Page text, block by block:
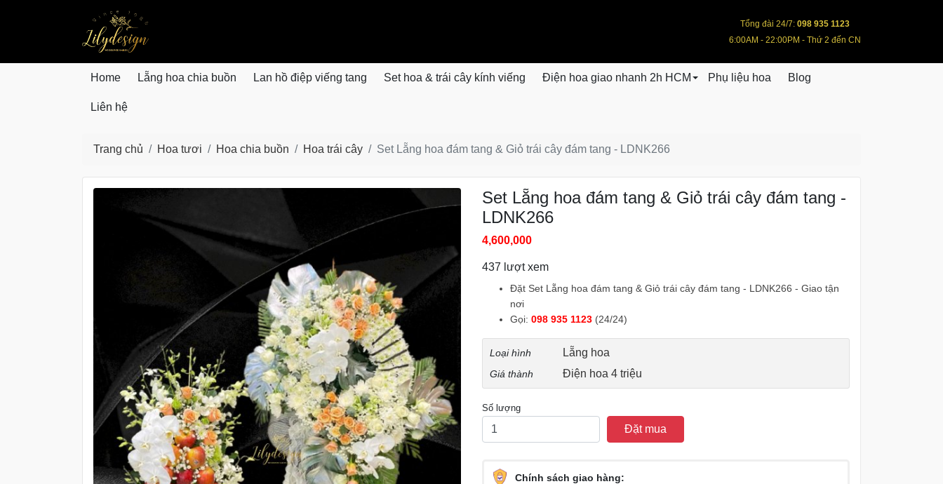
lilydesign.vn
Tổng đài 24/7: 098 935 1123
6:00AM - 22:00PM - Thứ 2 đến CN
Home Lẵng hoa chia buồn Lan hồ điệp viếng tang Set hoa & trái cây kính viếng Điện hoa giao nhanh 2h HCM Phụ liệu hoa Blog
Liên hệ
Trang chủ Hoa tươi Hoa chia buồn Hoa trái cây Set Lẵng hoa đám tang & Giỏ trái cây đám tang - LDNK266
Set Lẵng hoa đám tang & Giỏ trái cây đám tang -
LDNK266
4,600,000
437 lượt xem
Đặt Set Lẵng hoa đám tang & Giỏ trái cây đám tang - LDNK266 - Giao tận
nơi
Gọi: 098 935 1123 (24/24)
Loại hình Lẵng hoa
Giá thành Điện hoa 4 triệu
Số lượng
Đặt mua
Chính sách giao hàng: